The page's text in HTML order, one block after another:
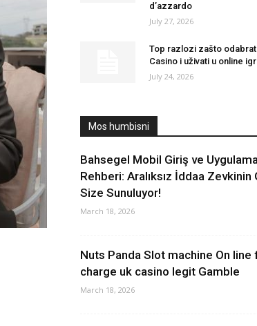
d’azzardo
July 27, 2026
Top razlozi zašto
Casino i uživati u online
July 24, 2026
Mos humbisni
Bahsegel Mobil Giriş ve
Rehberi: Aralıksız İddaa Zevkinin
Size Sunuluyor!
March 18, 2026
Nuts Panda Slot machine On
charge uk casino legit Gamble
March 18, 2026